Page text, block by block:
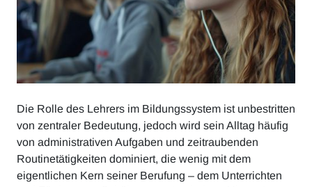
Die Rolle des Lehrers im Bildungssystem ist unbestritten
von zentraler Bedeutung, jedoch wird sein Alltag häufig
von administrativen Aufgaben und zeitraubenden
Routinetätigkeiten dominiert, die wenig mit dem
eigentlichen Kern seiner Berufung – dem Unterrichten